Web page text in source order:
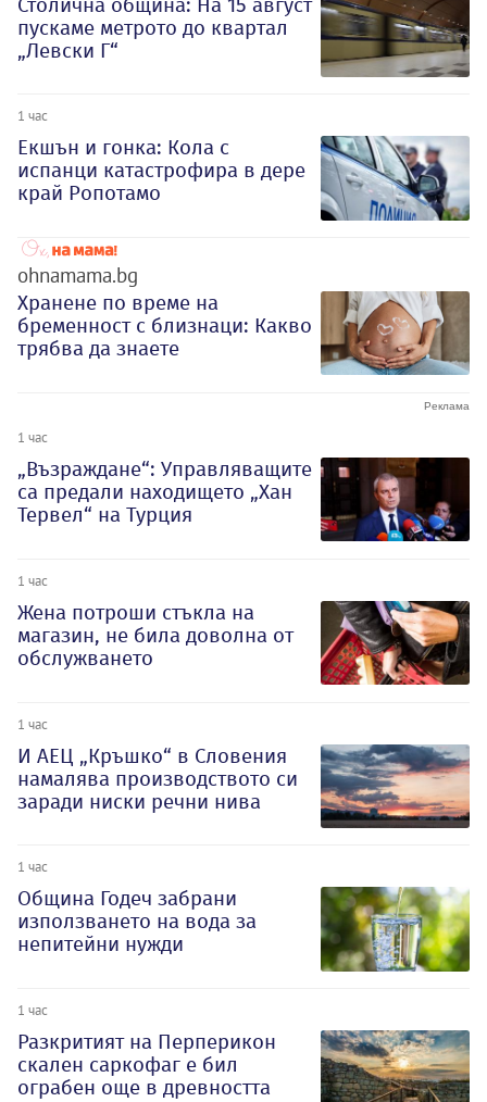
пускаме метрото до квартал
„Левски Г“
1 час
Екшън и гонка: Кола с
испанци катастрофира в дере
край Ропотамо
ohnamama.bg
Хранене по време на
бременност с близнаци: Какво
трябва да знаете
1 час
„Възраждане“: Управляващите
са предали находището „Хан
Тервел“ на Турция
1 час
Жена потроши стъкла на
магазин, не била доволна от
обслужването
1 час
И АЕЦ „Кръшко“ в Словения
намалява производството си
заради ниски речни нива
1 час
Община Годеч забрани
използването на вода за
непитейни нужди
1 час
Разкритият на Перперикон
скален саркофаг е бил
ограбен още в древността